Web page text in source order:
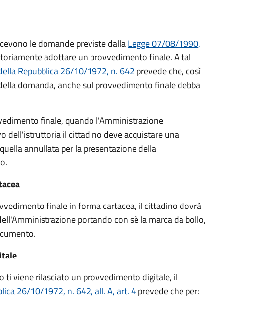
le domande previste dallaLegge 07/08/1990,
adottare un provvedimento finale. A tal
Repubblica 26/10/1972, n. 642 prevede che, così
domanda, anche sul provvedimento finale debba
finale, quando l'Amministrazione
dell'istruttoria il cittadino deve acquistare una
annullata per la presentazione della
finale in forma cartacea, il cittadino dovrà
portando con sè la marca da bollo,
ti viene rilasciato un provvedimento digitale, il
26/10/1972, n. 642, all. A, art. 4prevede che per: